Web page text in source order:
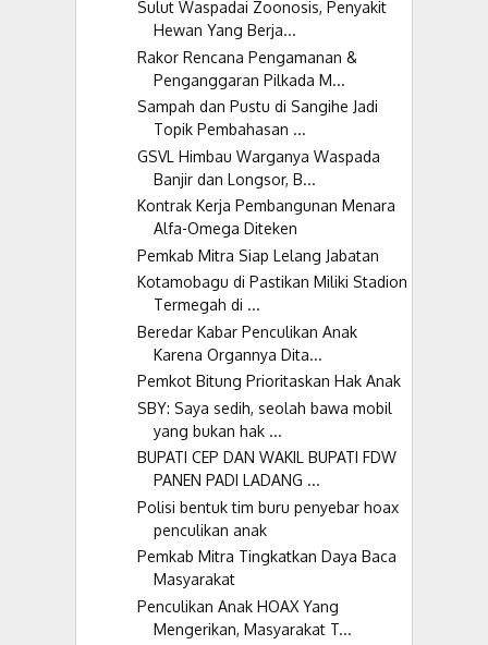
Sulut Waspadai Zoonosis, Penyakit
Hewan Yang Berja...
Rakor Rencana Pengamanan &
Penganggaran Pilkada M...
Sampah dan Pustu di Sangihe Jadi
Topik Pembahasan ...
GSVL Himbau Warganya Waspada
Banjir dan Longsor, B...
Kontrak Kerja Pembangunan Menara
Alfa-Omega Diteken
Pemkab Mitra Siap Lelang Jabatan
Kotamobagu di Pastikan Miliki Stadion
Termegah di ...
Beredar Kabar Penculikan Anak
Karena Organnya Dita...
Pemkot Bitung Prioritaskan Hak Anak
SBY: Saya sedih, seolah bawa mobil
yang bukan hak ...
BUPATI CEP DAN WAKIL BUPATI FDW
PANEN PADI LADANG ...
Polisi bentuk tim buru penyebar hoax
penculikan anak
Pemkab Mitra Tingkatkan Daya Baca
Masyarakat
Penculikan Anak HOAX Yang
Mengerikan, Masyarakat T...